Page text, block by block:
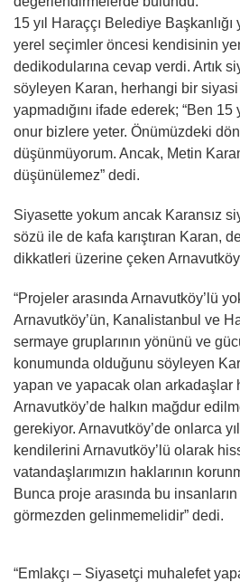
15 yıl Haraççı Belediye
yerel seçimler öncesi kendisinin
dedikodularına cevap verdi. Artık
söyleyen Karan, herhangi bir
yapmadığını ifade ederek; “Ben 15
onur bizlere yeter. Önümüzdeki
düşünmüyorum. Ancak, Metin
düşünülemez” dedi.
Siyasette yokum ancak Karansız
sözü ile de kafa karıştıran Karan,
dikkatleri üzerine çeken
“Projeler arasında Arnavutköy’lü
Arnavutköy’ün, Kanalistanbul ve
sermaye gruplarının yönünü ve
konumunda olduğunu söyleyen
yapan ve yapacak olan arkadaşlar
Arnavutköy’de halkın mağdur
gerekiyor. Arnavutköy’de onlarca
kendilerini Arnavutköy’lü olarak
vatandaşlarımızın haklarının
Bunca proje arasında bu
görmezden gelinmemelidir” dedi.
“Emlakçı – Siyasetçi muhalefet